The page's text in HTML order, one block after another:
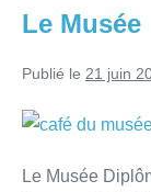
Le Musée
Publié le 21 juin
Le Musée